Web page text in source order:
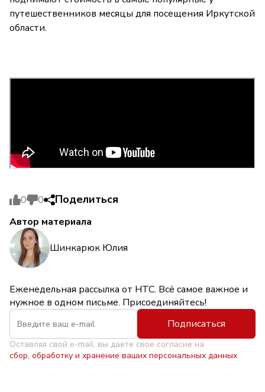
путешественников месяцы для посещения Иркутской
области.
0 0 Поделиться
Автор материала
Шинкарюк Юлия
Еженедельная рассылка от НТС. Всё самое важное и
нужное в одном письме. Присоединяйтесь!
Подписаться
Оставляя свой e-mail, вы даете свое согласие на
сбор, обработку и хранение ваших персональных данных